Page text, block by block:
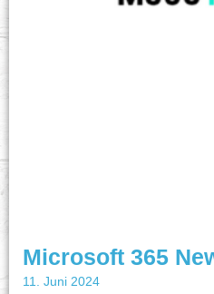
Microsoft 365
11. Juni 2024